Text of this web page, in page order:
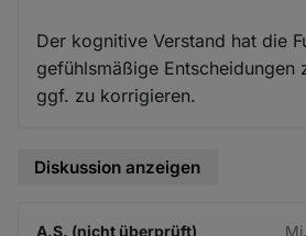
Der kognitive Verstand hat die
gefühlsmäßige Entscheidungen
ggf. zu korrigieren.
Diskussion anzeigen
A.S. (nicht überprüft)